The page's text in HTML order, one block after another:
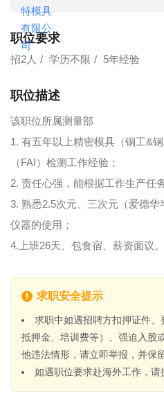
职位要求
招2人 学历不限 5年经验
职位描述
该职位所属测量部
1. 有五年以上精密模具（铜工&
（FAI）检测工作经验；
2. 责任心强，能根据工作生产任
3. 熟悉2.5次元、三次元（爱德
仪器的使用；
4.上班26天、包食宿、薪资面议。
求职安全提示
求职中如遇招聘方扣押证件
抵押金、培训费等）、强迫入股
他违法情形，请立即举报，并保
如遇职位要求赴海外工作，请